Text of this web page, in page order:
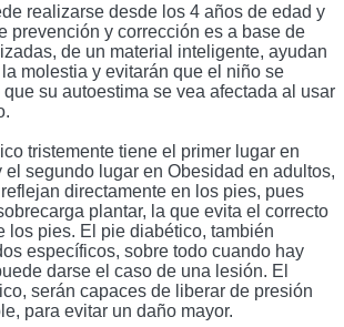
realizarse desde los 4 años de edad y
prevención y corrección es a base de
de un material inteligente, ayudan
molestia y evitarán que el niño se
su autoestima se vea afectada al usar
tristemente tiene el primer lugar en
el segundo lugar en Obesidad en adultos,
directamente en los pies, pues
plantar, la que evita el correcto
los pies. El pie diabético, también
específicos, sobre todo cuando hay
darse el caso de una lesión. El
serán capaces de liberar de presión
para evitar un daño mayor.